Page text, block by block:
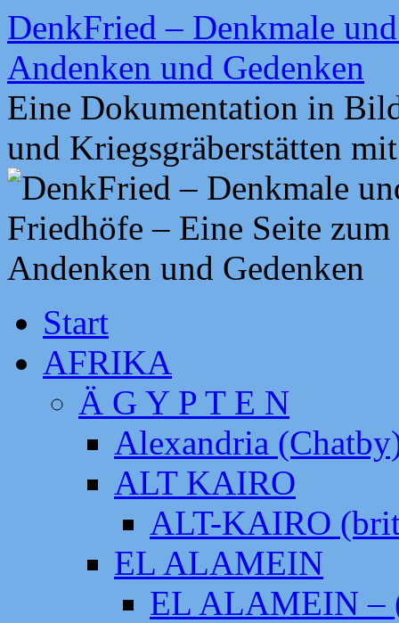
Zum
Inhalt
springen
DenkFried – Denkmale
Andenken und Gedenken
Eine Dokumentation in
und Kriegsgräberstätten
Start
AFRIKA
Ä G Y P T E N
Alexandria
ALT KAIRO
ALT-KAIRO
EL ALAMEIN
EL ALAMEIN –